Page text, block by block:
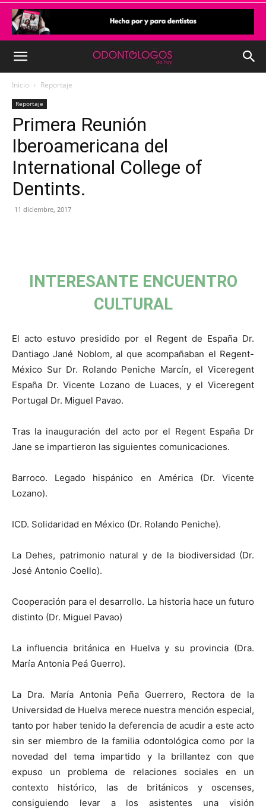
Inicio Reportaje
Reportaje
Primera Reunión
Iberoamericana del
International College of
Dentints.
11 diciembre, 2017
INTERESANTE ENCUENTRO
CULTURAL
El acto estuvo presidido por el Regent de España Dr.
Dantiago Jané Noblom, al que acompañaban el Regent-
México Sur Dr. Rolando Peniche Marcín, el Viceregent
España Dr. Vicente Lozano de Luaces, y el Viceregent
Portugal Dr. Miguel Pavao.
Tras la inauguración del acto por el Regent España Dr
Jane se impartieron las siguientes comunicaciones.
Barroco. Legado hispánico en América (Dr. Vicente
Lozano).
ICD. Solidaridad en México (Dr. Rolando Peniche).
La Dehes, patrimonio natural y de la biodiversidad (Dr.
José Antonio Coello).
Cooperación para el desarrollo. La historia hace un futuro
distinto (Dr. Miguel Pavao)
La influencia británica en Huelva y su provincia (Dra.
María Antonia Peá Guerro).
La Dra. María Antonia Peña Guerrero, Rectora de la
Universidad de Huelva merece nuestra mención especial,
tanto por haber tenido la deferencia de acudir a este acto
sin ser miembro de la familia odontológica como por la
novedad del tema impartido y la brillantez con que
expuso un problema de relaciones sociales en un
contexto histórico, las de británicos y oscenses,
consiguiendo levar a los asistentes una visión